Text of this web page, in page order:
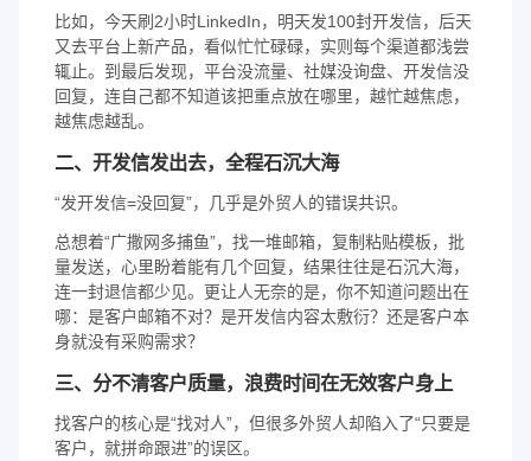
比如，今天刷2小时LinkedIn，明天发100封开发信，后天
又去平台上新产品，看似忙忙碌碌，实则每个渠道都浅尝
辄止。到最后发现，平台没流量、社媒没询盘、开发信没
回复，连自己都不知道该把重点放在哪里，越忙越焦虑，
越焦虑越乱。
二、开发信发出去，全程石沉大海
“发开发信=没回复”，几乎是外贸人的错误共识。
总想着“广撒网多捕鱼”，找一堆邮箱，复制粘贴模板，批
量发送，心里盼着能有几个回复，结果往往是石沉大海，
连一封退信都少见。更让人无奈的是，你不知道问题出在
哪：是客户邮箱不对？是开发信内容太敷衍？还是客户本
身就没有采购需求？
三、分不清客户质量，浪费时间在无效客户身上
找客户的核心是“找对人”，但很多外贸人却陷入了“只要是
客户，就拼命跟进”的误区。